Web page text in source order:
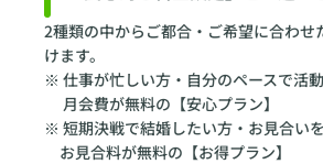
2種類の中からご都合・ご希望に合わせ
けます。
※ 仕事が忙しい方・自分のペースで活
月会費が無料の【安心プラン】
※ 短期決戦で結婚したい方・お見合い
お見合料が無料の【お得プラン】